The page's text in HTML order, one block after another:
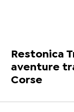
Restonica
aventure
Corse